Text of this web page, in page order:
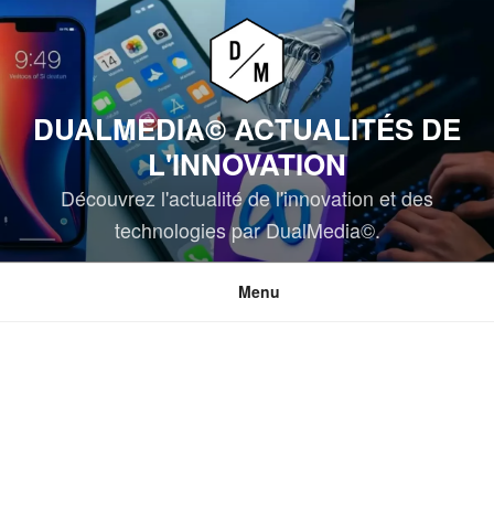
Aller
au
contenu
DUALMEDIA© ACTUALITÉS DE
L'INNOVATION
Découvrez l'actualité de l'innovation et des
technologies par DualMedia©.
Menu